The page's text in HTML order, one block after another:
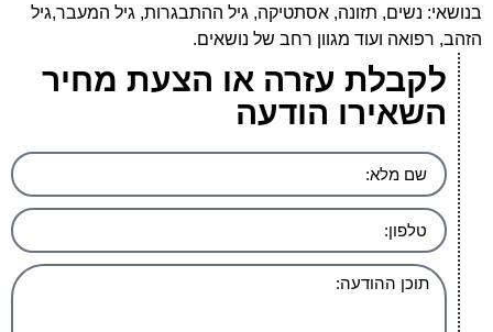
בנושאי: נשים, תזונה, אסתטיקה, גיל ההתבגרות, גיל המעבר,גיל
הזהב, רפואה ועוד מגוון רחב של נושאים.
לקבלת עזרה או הצעת מחיר
השאירו הודעה